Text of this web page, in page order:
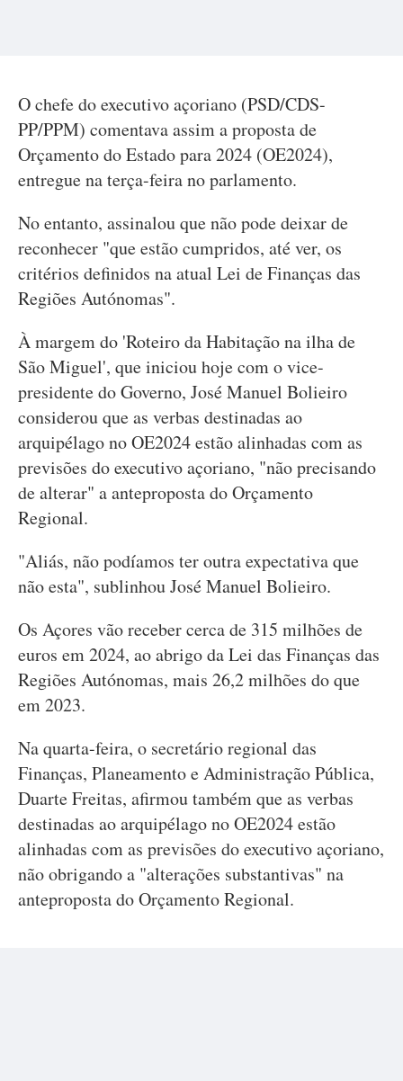
O chefe do executivo açoriano (PSD/CDS-
PP/PPM) comentava assim a proposta de
Orçamento do Estado para 2024 (OE2024),
entregue na terça-feira no parlamento.
No entanto, assinalou que não pode deixar de
reconhecer "que estão cumpridos, até ver, os
critérios definidos na atual Lei de Finanças das
Regiões Autónomas".
À margem do 'Roteiro da Habitação na ilha de
São Miguel', que iniciou hoje com o vice-
presidente do Governo, José Manuel Bolieiro
considerou que as verbas destinadas ao
arquipélago no OE2024 estão alinhadas com as
previsões do executivo açoriano, "não precisando
de alterar" a anteproposta do Orçamento
Regional.
"Aliás, não podíamos ter outra expectativa que
não esta", sublinhou José Manuel Bolieiro.
Os Açores vão receber cerca de 315 milhões de
euros em 2024, ao abrigo da Lei das Finanças das
Regiões Autónomas, mais 26,2 milhões do que
em 2023.
Na quarta-feira, o secretário regional das
Finanças, Planeamento e Administração Pública,
Duarte Freitas, afirmou também que as verbas
destinadas ao arquipélago no OE2024 estão
alinhadas com as previsões do executivo açoriano,
não obrigando a "alterações substantivas" na
anteproposta do Orçamento Regional.